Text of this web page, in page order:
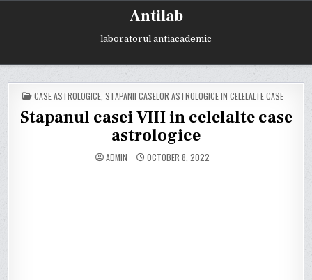
Antilab
laboratorul antiacademic
POSTED
IN
CASE ASTROLOGICE, STAPANII CASELOR ASTROLOGICE IN CELELALTE CASE
Stapanul casei VIII in celelalte case
astrologice
ADMIN OCTOBER 8, 2022